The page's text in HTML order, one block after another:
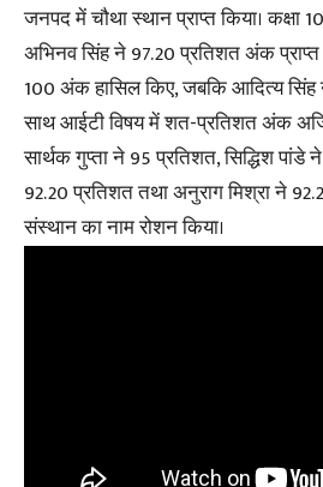
जनपद में चौथा स्थान प्राप्त किया। कक्षा 10
अभिनव सिंह ने 97.20 प्रतिशत अंक प्राप्त
100 अंक हासिल किए, जबकि आदित्य
साथ आईटी विषय में शत-प्रतिशत अंक
सार्थक गुप्ता ने 95 प्रतिशत, सिद्धिश पांडे
92.20 प्रतिशत तथा अनुराग मिश्रा ने
संस्थान का नाम रोशन किया।